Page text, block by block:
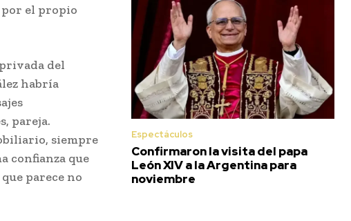
por el propio
del
habría
pareja.
siempre
confianza que
parece no
Espectáculos
Confirmaron la visita del papa
León XIV a la Argentina para
noviembre